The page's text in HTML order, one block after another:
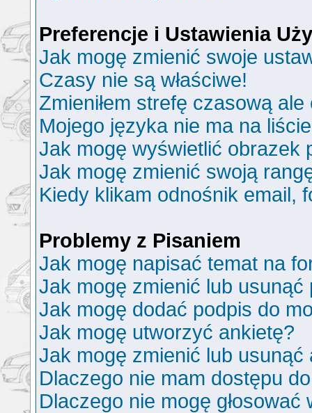
Preferencje i Ustawienia
Jak mogę zmienić swoje
Czasy nie są właściwe!
Zmieniłem strefę czasową
Mojego języka nie ma na
Jak mogę wyświetlić obrazek
Jak mogę zmienić swoją
Kiedy klikam odnośnik email,
Problemy z Pisaniem
Jak mogę napisać temat na
Jak mogę zmienić lub usunąć
Jak mogę dodać podpis do
Jak mogę utworzyć ankietę?
Jak mogę zmienić lub usunąć
Dlaczego nie mam dostępu
Dlaczego nie mogę głosować